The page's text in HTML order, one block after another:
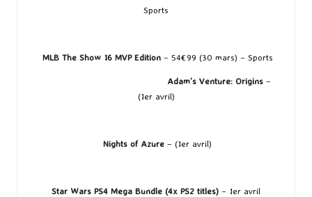
Sports
MLB The Show 16 MVP Edition– 54€99 (30 mars) – Sports
Adam’s Venture: Origins–
(1er avril)
Nights of Azure – (1er avril)
Star Wars PS4 Mega Bundle (4x PS2 titles) – 1er avril